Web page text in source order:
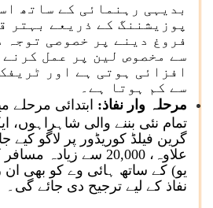
بدیہی رہنمائی کے ساتھ
پوزیشننگ کے ذریعے بہتر
فروغ دینے پر خصوصی توجہ
سے مخصوص لین پر عمل کرنے
افزائی ہوتی ہے اور
سے کم ہوتا ہے۔
مرحلہ وار نفاذ: ابتدائی
تمام نئی بننے والی شاہراہوں،
گرین فیلڈ کوریڈور پر لاگو
علاوہ، 20,000 سے
یو) کے ساتھ ہائی وے کو بھی
نفاذ کے لیے ترجیح دی جائے گی۔